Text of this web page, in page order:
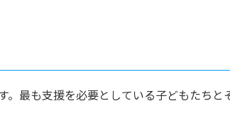
最も支援を必要としている子どもたちと